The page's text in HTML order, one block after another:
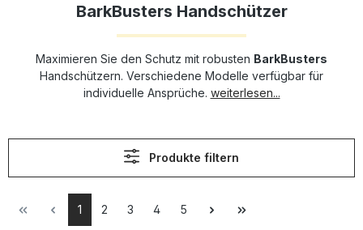
BarkBusters Handschützer
Maximieren Sie den Schutz mit robusten BarkBusters
Handschützern. Verschiedene Modelle verfügbar für
individuelle Ansprüche. weiterlesen...
Produkte filtern
1 2 3 4 5